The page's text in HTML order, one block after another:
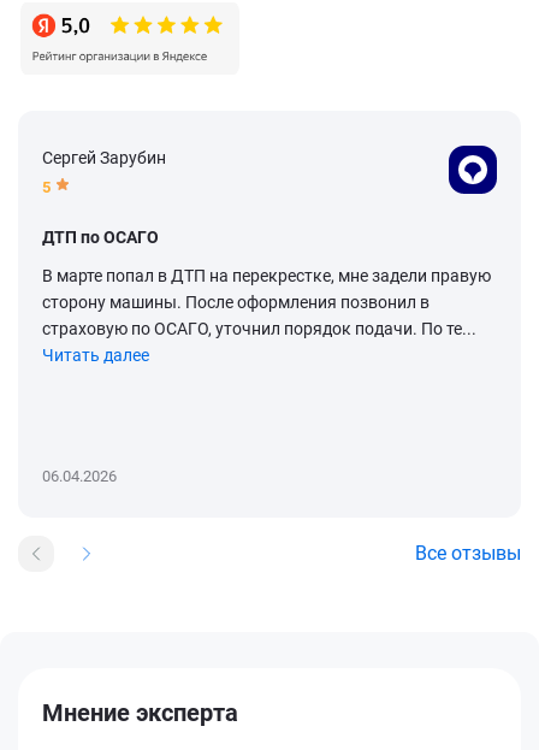
Сергей Зарубин
5
ДТП по ОСАГО
В марте попал в ДТП на перекрестке, мне задели правую
сторону машины. После оформления позвонил в
страховую по ОСАГО, уточнил порядок подачи. По те...
Читать далее
06.04.2026
Все отзывы
Мнение эксперта